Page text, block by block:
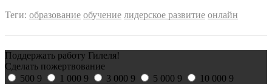
Теги: образование обучение лидерское развитие онлайн
Поддержать работу Гилеля!
Сделать пожертвование
500 9 1 000 9 3 000 9 5 000 9 10 000 9